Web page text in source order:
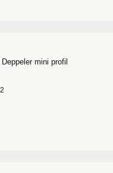
mini profil